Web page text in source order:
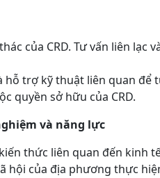
của CRD. Tư vấn liên lạc
hỗ trợ kỹ thuật liên quan để
quyền sở hữu của CRD.
và năng lực
thức liên quan đến kinh
hội của địa phương thực